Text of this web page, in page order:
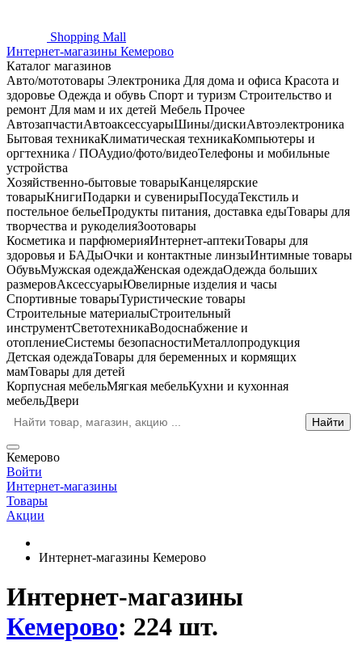
Shopping Mall
Интернет-магазины Кемерово
Каталог магазинов
Авто/мототовары Электроника Для дома и офиса Красота и
здоровье Одежда и обувь Спорт и туризм Строительство и
ремонт Для мам и их детей Мебель Прочее
АвтозапчастиАвтоаксессуарыШины/дискиАвтоэлектроника
Бытовая техникаКлиматическая техникаКомпьютеры и
оргтехника / ПОАудио/фото/видеоТелефоны и мобильные
устройства
Хозяйственно-бытовые товарыКанцелярские
товарыКнигиПодарки и сувенирыПосудаТекстиль и
постельное бельеПродукты питания, доставка едыТовары для
творчества и рукоделияЗоотовары
Косметика и парфюмерияИнтернет-аптекиТовары для
здоровья и БАДыОчки и контактные линзыИнтимные товары
ОбувьМужская одеждаЖенская одеждаОдежда больших
размеровАксессуарыЮвелирные изделия и часы
Спортивные товарыТуристические товары
Строительные материалыСтроительный
инструментСветотехникаВодоснабжение и
отоплениеСистемы безопасностиМеталлопродукция
Детская одеждаТовары для беременных и кормящих
мамТовары для детей
Корпусная мебельМягкая мебельКухни и кухонная
мебельДвери
Кемерово
Войти
Интернет-магазины
Товары
Акции
Интернет-магазины Кемерово
Интернет-магазины
Кемерово: 224 шт.